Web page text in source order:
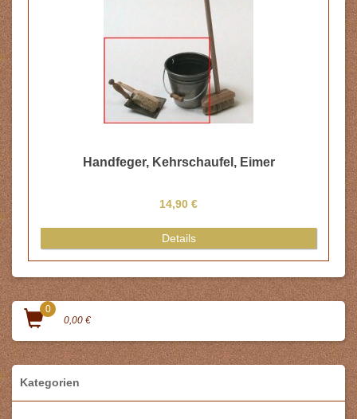
Handfeger, Kehrschaufel, Eimer
14,90 €
Details
0
0,00 €
Kategorien